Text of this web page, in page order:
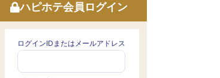
ハピホテ会員ログイン
ログインIDまたはメールアドレス